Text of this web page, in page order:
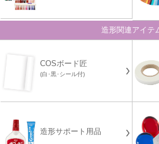
造形関連アイテ
COSボード匠
(白･黒･シール付)
造形サポート用品